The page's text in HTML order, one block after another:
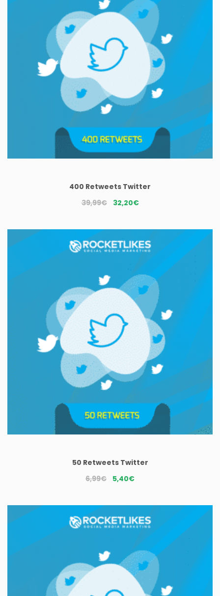
400 Retweets Twitter
39,99€ Le
initial
était :
39,99€.
32,20€Le
actuel
est :
32,20€.
50 Retweets Twitter
6,99€ Le
initial
était :
6,99€.
5,40€Le
actuel
est :
5,40€.